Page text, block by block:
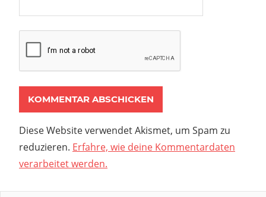
Diese Website verwendet Akismet, um Spam zu
reduzieren. Erfahre, wie deine Kommentardaten
verarbeitet werden.